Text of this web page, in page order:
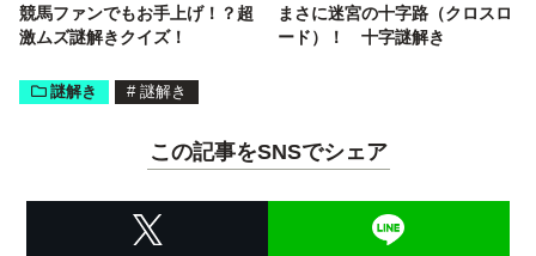
競馬ファンでもお手上げ！？超
激ムズ謎解きクイズ！
まさに迷宮の十字路（クロスロ
ード）！ 十字謎解き
謎解き # 謎解き
この記事をSNSでシェア